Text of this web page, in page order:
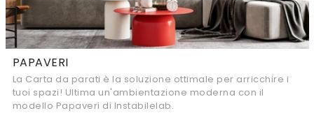
PAPAVERI
La Carta da parati è la soluzione ottimale per arricchire i
tuoi spazi! Ultima un'ambientazione moderna con il
modello Papaveri di Instabilelab.